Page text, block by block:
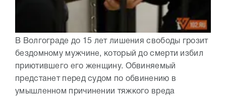
В Волгограде до 15 лет лишения свободы грозит
бездомному мужчине, который до смерти избил
приютившего его женщину. Обвиняемый
предстанет перед судом по обвинению в
умышленном причинении тяжкого вреда